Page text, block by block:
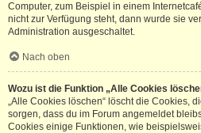
Computer, zum Beispiel in einem
nicht zur Verfügung steht, dann wurde sie
Administration ausgeschaltet.
Nach oben
Wozu ist die Funktion „Alle Cookies
„Alle Cookies löschen“ löscht die Cookies,
sorgen, dass du im Forum angemeldet
Cookies einige Funktionen, wie